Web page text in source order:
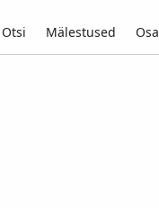
Otsi Mälestused